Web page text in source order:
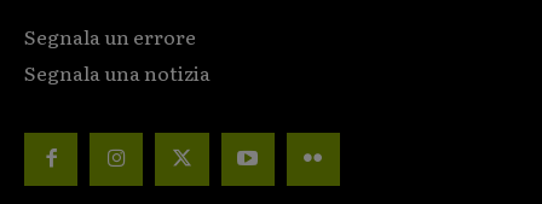
Segnala un errore
Segnala una notizia